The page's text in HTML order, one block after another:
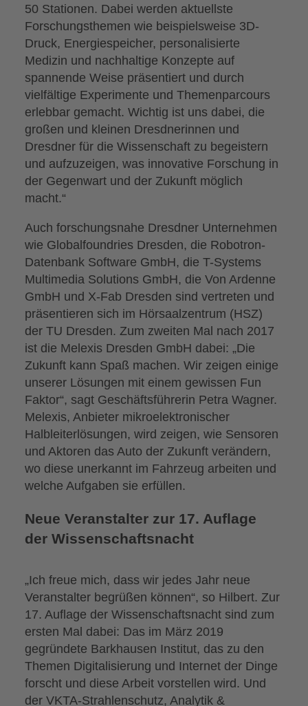
50 Stationen. Dabei werden aktuellste
Forschungsthemen wie beispielsweise 3D-
Druck, Energiespeicher, personalisierte
Medizin und nachhaltige Konzepte auf
spannende Weise präsentiert und durch
vielfältige Experimente und Themenparcours
erlebbar gemacht. Wichtig ist uns dabei, die
großen und kleinen Dresdnerinnen und
Dresdner für die Wissenschaft zu begeistern
und aufzuzeigen, was innovative Forschung in
der Gegenwart und der Zukunft möglich
macht.“
Auch forschungsnahe Dresdner Unternehmen
wie Globalfoundries Dresden, die Robotron-
Datenbank Software GmbH, die T-Systems
Multimedia Solutions GmbH, die Von Ardenne
GmbH und X-Fab Dresden sind vertreten und
präsentieren sich im Hörsaalzentrum (HSZ)
der TU Dresden. Zum zweiten Mal nach 2017
ist die Melexis Dresden GmbH dabei: „Die
Zukunft kann Spaß machen. Wir zeigen einige
unserer Lösungen mit einem gewissen Fun
Faktor“, sagt Geschäftsführerin Petra Wagner.
Melexis, Anbieter mikroelektronischer
Halbleiterlösungen, wird zeigen, wie Sensoren
und Aktoren das Auto der Zukunft verändern,
wo diese unerkannt im Fahrzeug arbeiten und
welche Aufgaben sie erfüllen.
Neue Veranstalter zur 17. Auflage
der Wissenschaftsnacht
„Ich freue mich, dass wir jedes Jahr neue
Veranstalter begrüßen können“, so Hilbert. Zur
17. Auflage der Wissenschaftsnacht sind zum
ersten Mal dabei: Das im März 2019
gegründete Barkhausen Institut, das zu den
Themen Digitalisierung und Internet der Dinge
forscht und diese Arbeit vorstellen wird. Und
der VKTA-Strahlenschutz, Analytik &